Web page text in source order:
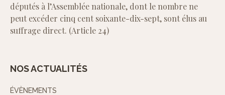
députés à l’Assemblée nationale, dont le nombre ne
peut excéder cinq cent soixante-dix-sept, sont élus au
suffrage direct. (Article 24)
NOS ACTUALITÉS
ÉVÈNEMENTS